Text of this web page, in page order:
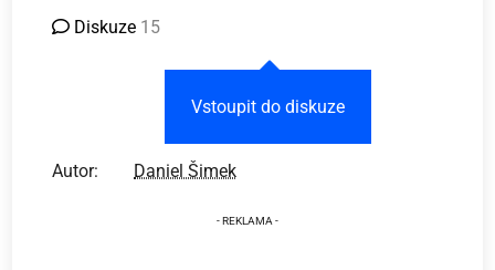
Diskuze 15
Vstoupit do diskuze
Autor: Daniel Šimek